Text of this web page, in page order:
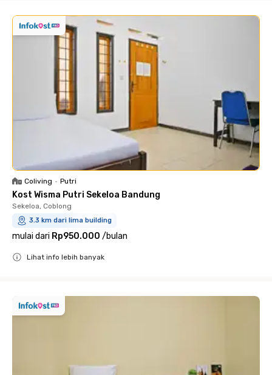
Coliving • Putri
Kost Wisma Putri Sekeloa Bandung
Sekeloa, Coblong
3.3 km dari lima building
mulai dari Rp950.000 /bulan
Lihat info lebih banyak